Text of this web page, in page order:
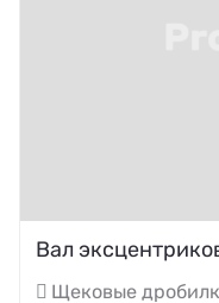
Вал
Щековые